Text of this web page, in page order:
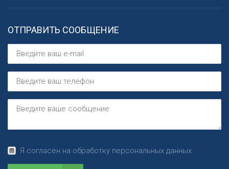
ОТПРАВИТЬ СООБЩЕНИЕ
Я согласен на обработку персональных данных